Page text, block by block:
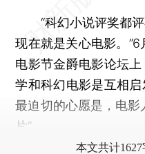
“科幻小说评奖都评
现在就是关心电影。
电影节金爵电影论坛
学和科幻电影是互相
最迫切的心愿是，电影
片”。
本文共计